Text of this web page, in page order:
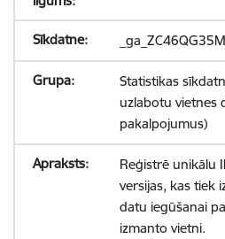
Statistikas
uzlabotu vietnes
pakalpojumus)
Reģistrē unikālu
versijas, kas tiek
datu iegūšanai
izmanto vietni.